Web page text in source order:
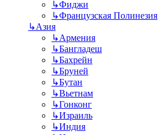
↳Фиджи
↳Французская Полинезия
↳Азия
↳Армения
↳Бангладеш
↳Бахрейн
↳Бруней
↳Бутан
↳Вьетнам
↳Гонконг
↳Израиль
↳Индия